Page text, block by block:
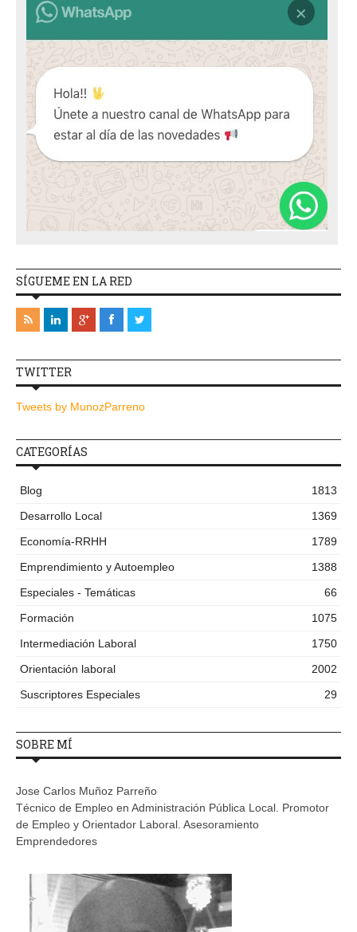
SÍGUEME EN LA RED
TWITTER
Tweets by MunozParreno
CATEGORÍAS
Blog
1813
Desarrollo Local
1369
Economía-RRHH
1789
Emprendimiento y Autoempleo
1388
Especiales - Temáticas
66
Formación
1075
Intermediación Laboral
1750
Orientación laboral
2002
Suscriptores Especiales
29
SOBRE MÍ
Jose Carlos Muñoz Parreño
Técnico de Empleo en Administración Pública Local. Promotor
de Empleo y Orientador Laboral. Asesoramiento
Emprendedores